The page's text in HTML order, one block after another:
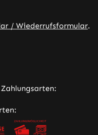
/ Wiederrufsformular.
in neuem Tab